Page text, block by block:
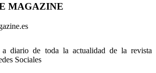
MAGAZINE
a diario de toda la actualidad de la revista
Sociales